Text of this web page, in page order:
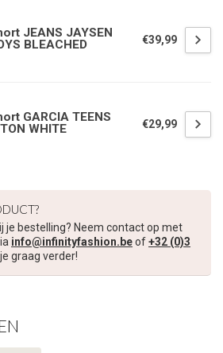
JEANS JAYSEN
BLEACHED
€39,99
GARCIA TEENS
WHITE
€29,99
je bestelling? Neem contact op met
info@infinityfashion.beof+32 (0)3
graag verder!
je volgende bestelling
nieuwsbrief om op de hoogte te blijven
en ontvang
aankoop! 😀